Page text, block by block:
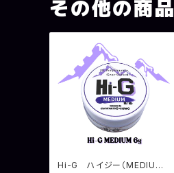
その他の商品
Hi-G ハイジー（MEDIUM）